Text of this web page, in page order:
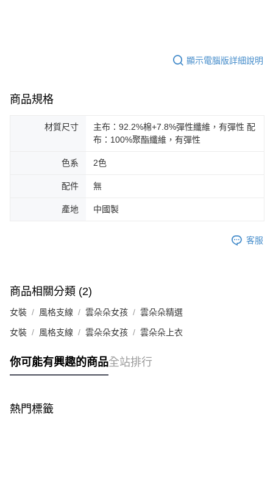
顯示電腦版詳細說明
商品規格
材質尺寸
主布：92.2%棉+7.8%彈性纖維，有彈性 配
布：100%聚酯纖維，有彈性
色系 2色
配件 無
產地 中國製
客服
商品相關分類 (2)
女裝 風格支線 雲朵朵女孩 雲朵朵精選
女裝 風格支線 雲朵朵女孩 雲朵朵上衣
你可能有興趣的商品全站排行
熱門標籤